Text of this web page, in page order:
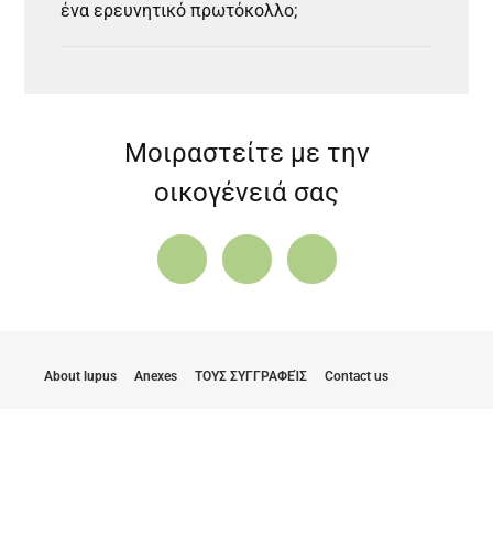
ένα ερευνητικό πρωτόκολλο;
Μοιραστείτε με την
οικογένειά σας
About lupus Anexes ΤΟΥΣ ΣΥΓΓΡΑΦΕΊΣ Contact us